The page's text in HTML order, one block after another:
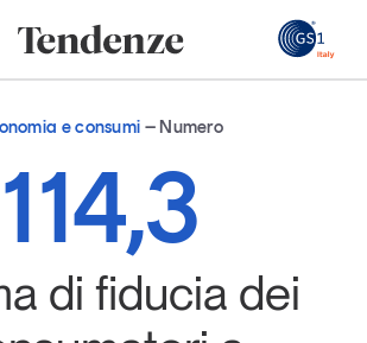
Tendenze
e consumi
e consumi Numero
114,3
di fiducia dei